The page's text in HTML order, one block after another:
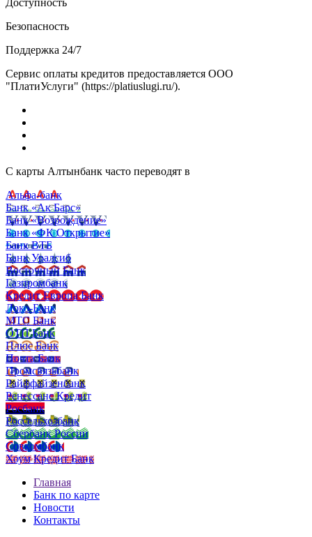
Безопасность
Поддержка 24/7
Сервис оплаты кредитов предоставляется ООО
"ПлатиУслуги" (https://platiuslugi.ru/).
С карты Алтынбанк часто переводят в
Альфа-банк
Банк «Ак Барс»
Банк «Возрождение»
Банк «ФК Открытие»
Банк ВТБ
Банк Уралсиб
Восточный Банк
Газпромбанк
Кредит Европа Банк
Локо-Банк
МТС Банк
ОТП Банк
Плюс Банк
Почта Банк
Промсвязьбанк
Райффайзенбанк
Ренессанс Кредит
Росбанк
Россельхозбанк
Сбербанк России
Совкомбанк
Хоум Кредит Банк
Главная
Банк по карте
Новости
Контакты